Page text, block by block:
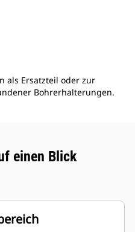
als Ersatzteil oder zur
Bohrerhalterungen.
einen Blick